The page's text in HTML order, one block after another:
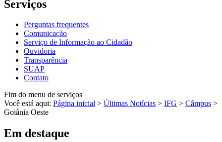
Serviços
Perguntas frequentes
Comunicação
Serviço de Informação ao Cidadão
Ouvidoria
Transparência
SUAP
Contato
Fim do menu de serviços
Você está aqui: Página inicial > Últimas Notícias > IFG > Câmpus >
Goiânia Oeste
Em destaque